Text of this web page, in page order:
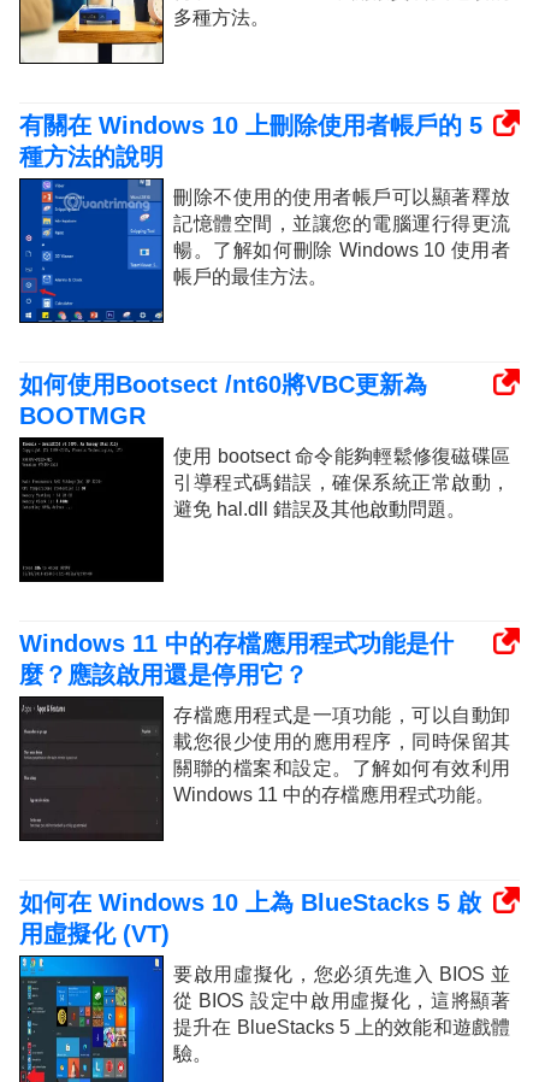
多種方法。
有關在 Windows 10 上刪除使用者帳戶的 5
種方法的說明
刪除不使用的使用者帳戶可以顯著釋放
記憶體空間，並讓您的電腦運行得更流
暢。了解如何刪除 Windows 10 使用者
帳戶的最佳方法。
如何使用Bootsect /nt60將VBC更新為
BOOTMGR
使用 bootsect 命令能夠輕鬆修復磁碟區
引導程式碼錯誤，確保系統正常啟動，
避免 hal.dll 錯誤及其他啟動問題。
Windows 11 中的存檔應用程式功能是什
麼？應該啟用還是停用它？
存檔應用程式是一項功能，可以自動卸
載您很少使用的應用程序，同時保留其
關聯的檔案和設定。了解如何有效利用
Windows 11 中的存檔應用程式功能。
如何在 Windows 10 上為 BlueStacks 5 啟
用虛擬化 (VT)
要啟用虛擬化，您必須先進入 BIOS 並
從 BIOS 設定中啟用虛擬化，這將顯著
提升在 BlueStacks 5 上的效能和遊戲體
驗。